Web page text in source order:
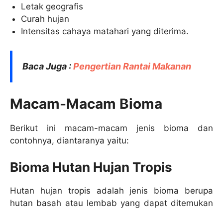
Letak geografis
Curah hujan
Intensitas cahaya matahari yang diterima.
Baca Juga :Pengertian Rantai Makanan
Macam-Macam Bioma
Berikut ini macam-macam jenis bioma dan
contohnya, diantaranya yaitu:
Bioma Hutan Hujan Tropis
Hutan hujan tropis adalah jenis bioma berupa
hutan basah atau lembab yang dapat ditemukan